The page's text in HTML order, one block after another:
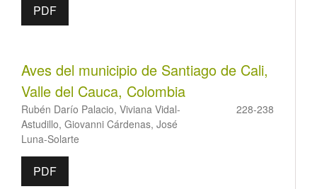
PDF
Aves del municipio de Santiago de Cali,
Valle del Cauca, Colombia
Rubén Darío Palacio, Viviana Vidal-
Astudillo, Giovanni Cárdenas, José
Luna-Solarte
228-238
PDF